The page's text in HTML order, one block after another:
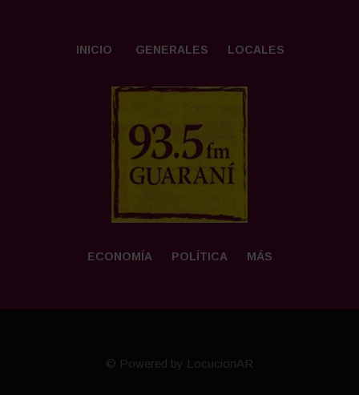
INICIO GENERALES LOCALES
ECONOMÍA POLÍTICA MÁS
© Powered by LocucionAR